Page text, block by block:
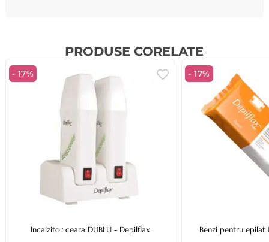
PRODUSE CORELATE
- 17%
Incalzitor ceara DUBLU - Depilflax
- 17%
Benzi pentru